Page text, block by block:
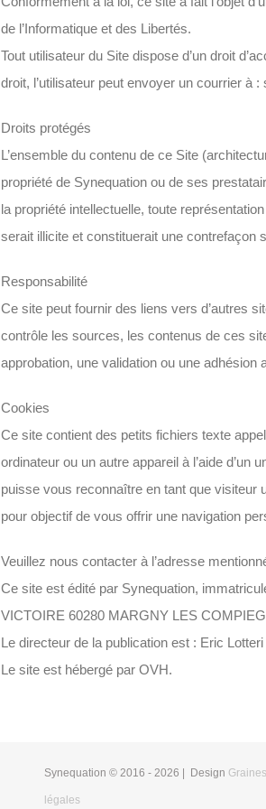
de l’Informatique et des Libertés.
Tout utilisateur du Site dispose d’un droit
droit, l’utilisateur peut envoyer un courrier à
Droits protégés
L’ensemble du contenu de ce Site
propriété de Synequation ou de ses
la propriété intellectuelle, toute
serait illicite et constituerait une contrefaçon
Responsabilité
Ce site peut fournir des liens vers d’autres
contrôle les sources, les contenus de ces
approbation, une validation ou une adhésion
Cookies
Ce site contient des petits fichiers texte
ordinateur ou un autre appareil à l’aide
puisse vous reconnaître en tant que visiteur
pour objectif de vous offrir une navigation
Veuillez nous contacter à l’adresse
Ce site est édité par Synequation,
VICTOIRE 60280 MARGNY LES
Le directeur de la publication est : Eric Lotteri
Le site est hébergé par OVH.
Synequation © 2016 -2026 | Design
légales